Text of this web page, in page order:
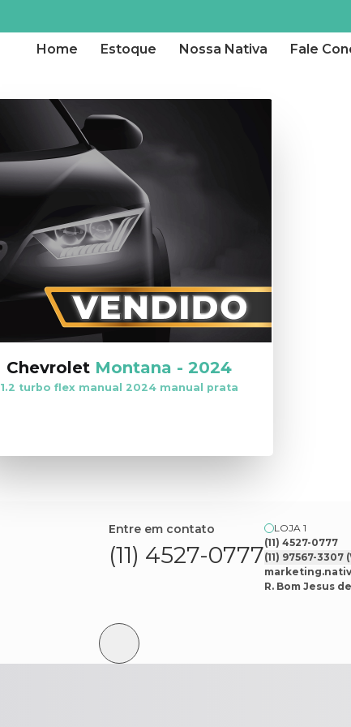
Home Estoque Nossa Nativa Fale
Chevrolet Montana - 2024
1.2 turbo flex manual 2024 manual prata
Entre em contato
(11) 4527-0777
LOJA 1
(11) 4527-0777
(11) 97567-3307
R. Bom Jesus